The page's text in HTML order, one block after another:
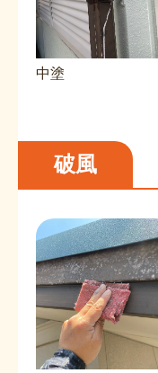
中塗
破風